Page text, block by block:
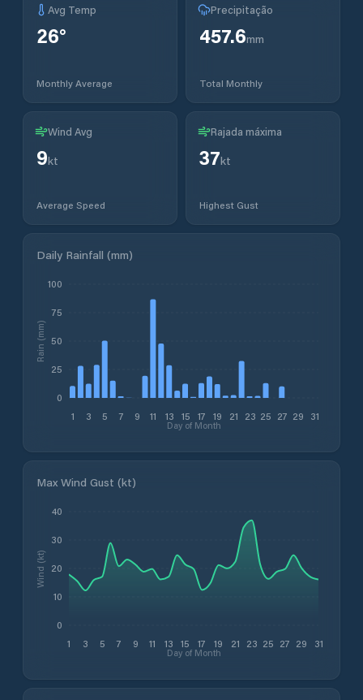
Avg Temp
26°
Monthly Average
Precipitação
457.6mm
Total Monthly
Wind Avg
9kt
Average Speed
Rajada máxima
37kt
Highest Gust
Daily Rainfall (mm)
1 3 5 7 9 11 13 15 17 19 21 23 25 27 29 31
Day of Month
0
25
50
75
100
Rain (mm)
Max Wind Gust (kt)
1 3 5 7 9 11 13 15 17 19 21 23 25 27 29 31
Day of Month
0
10
20
30
40
Wind (kt)